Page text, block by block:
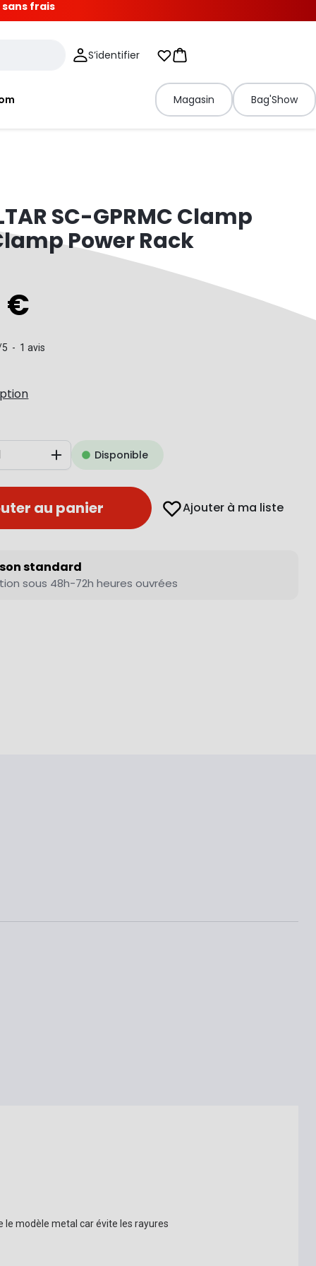
sans frais
S’identifier Mes listes d'envies
Panier
Magasin Bag'Show
SC-GPRMC Clamp
Power Rack
€
5 - 1avis
AugmenterDisponible
au panier Ajouter à ma liste
standard
sous 48h-72h heures ouvrées
le modèle metal car évite les rayures